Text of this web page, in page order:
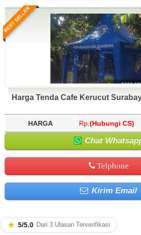
BEST SELLER
Harga Tenda Cafe Kerucut
HARGA Rp. (Hubungi CS)
Chat
Telphone
Kirim Email
★ 5/5.0 Dari 3 Ulasan Terverifikasi